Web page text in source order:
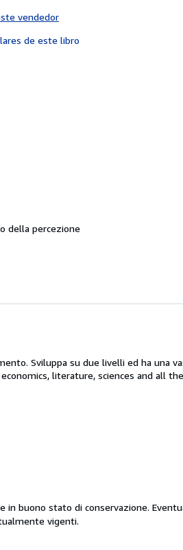
vendedor:
de
vendedor
de este libro
della percezione
Sviluppa su due livelli ed ha
literature, sciences and all
in buono stato di conservazione.
vigenti.